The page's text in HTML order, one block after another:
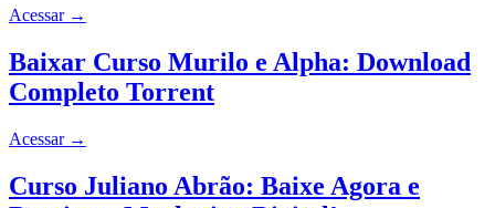
Acessar →
Baixar Curso Murilo e Alpha: Download
Completo Torrent
Acessar →
Curso Juliano Abrão: Baixe Agora e